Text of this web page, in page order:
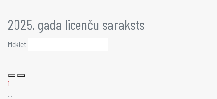
2025. gada licenču saraksts
Meklēt
1
...